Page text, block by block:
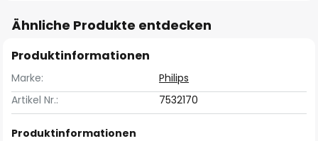
Ähnliche Produkte entdecken
Produktinformationen
Marke:
Philips
Artikel Nr.:
7532170
Produktinformationen